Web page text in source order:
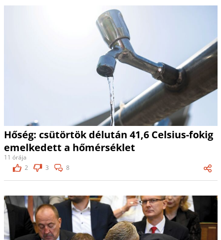
Hőség: csütörtök délután 41,6 Celsius-fokig
emelkedett a hőmérséklet
11 órája
2
3 8